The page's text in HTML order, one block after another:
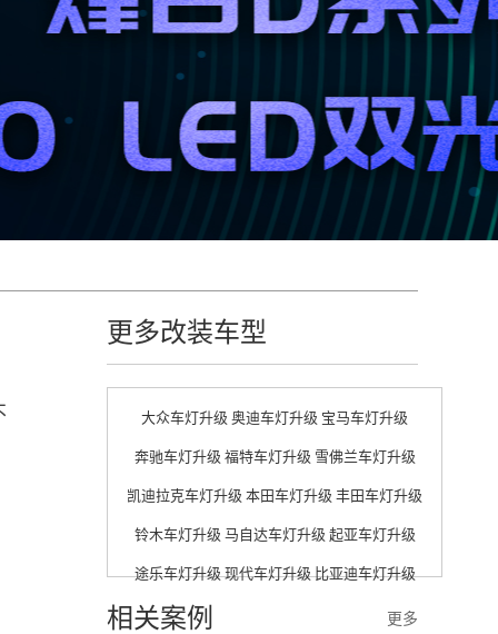
更多改装车型
大众车灯升级 奥迪车灯升级 宝马车灯升级
奔驰车灯升级 福特车灯升级 雪佛兰车灯升级
凯迪拉克车灯升级 本田车灯升级 丰田车灯升级
铃木车灯升级 马自达车灯升级 起亚车灯升级
途乐车灯升级 现代车灯升级 比亚迪车灯升级
相关案例 更多